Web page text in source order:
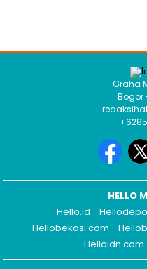
Graha
Bogor
HELLO
Hello.id
Hellobekasi.com
Helloidn.com